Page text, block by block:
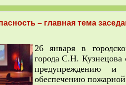
– главная тема
26 января в
города С.Н. Кузнецова
предупреждению и
обеспечению